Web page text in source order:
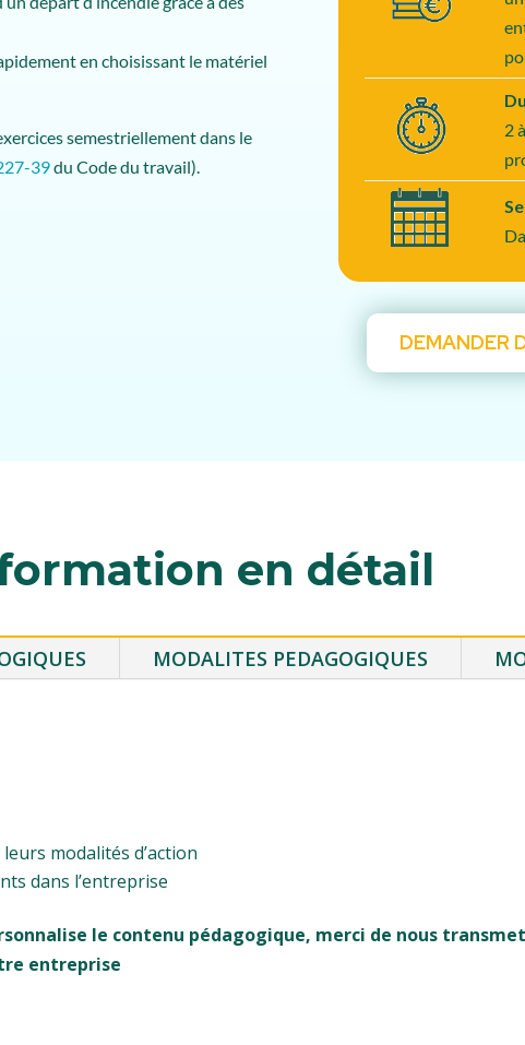
en choisissant le matériel
semestriellement dans le
39du Code du travail).
2
DEMANDER
en détail
MODALITES PEDAGOGIQUES
modalités d’action
dans l’entreprise
le contenu pédagogique, merci de nous
entreprise